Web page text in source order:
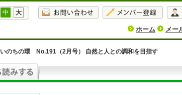
中 大
ホーム メー
いのちの環 No.191（2月号） 自然と人との調和を目指す